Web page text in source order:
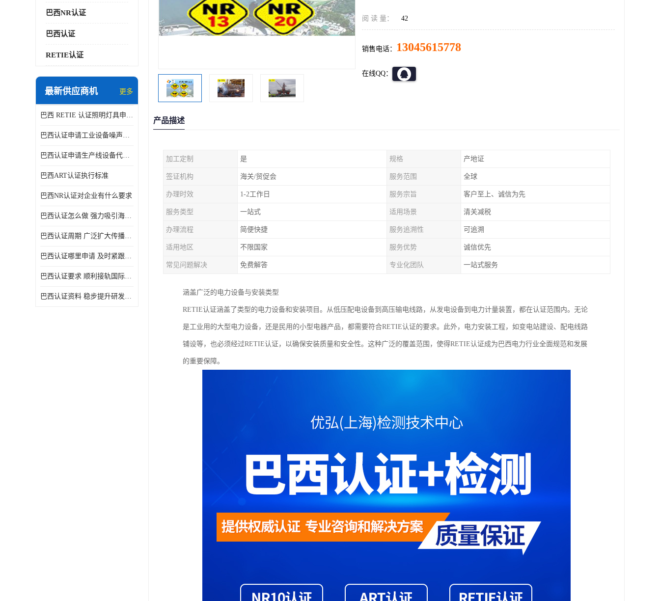
巴西NR认证
巴西认证
RETIE认证
最新供应商机 更多
巴西 RETIE 认证照明灯具申请 RETIE 认证
巴西认证申请工业设备噪声控制认证规范
巴西认证申请生产线设备代理机构选择
巴西ART认证执行标准
巴西NR认证对企业有什么要求
巴西认证怎么做 强力吸引海外投资
巴西认证周期 广泛扩大传播范围
巴西认证哪里申请 及时紧跟法规变化
巴西认证要求 顺利接轨国际规范
巴西认证资料 稳步提升研发能力
阅 读 量： 42
销售电话： 13045615778
在线QQ：
产品描述
加工定制 是 规格 产地证
签证机构 海关/贸促会 服务范围 全球
办理时效 1-2工作日 服务宗旨 客户至上、诚信为先
服务类型 一站式 适用场景 清关减税
办理流程 简便快捷 服务追溯性 可追溯
适用地区 不限国家 服务优势 诚信优先
常见问题解决 免费解答 专业化团队 一站式服务
涵盖广泛的电力设备与安装类型
RETIE认证涵盖了类型的电力设备和安装项目。从低压配电设备到高压输电线路，从发电设备到电力计量装置，都在认证范围内。无论
是工业用的大型电力设备，还是民用的小型电器产品，都需要符合RETIE认证的要求。此外，电力安装工程，如变电站建设、配电线路
铺设等，也必须经过RETIE认证，以确保安装质量和安全性。这种广泛的覆盖范围，使得RETIE认证成为巴西电力行业全面规范和发展
的重要保障。